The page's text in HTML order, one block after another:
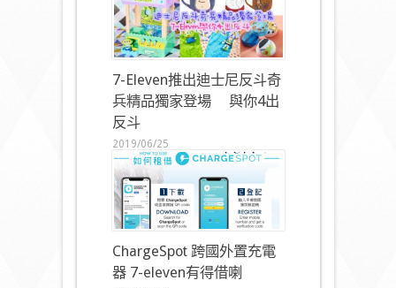
7-Eleven推出迪士尼反斗奇
兵精品獨家登場 與你4出
反斗
2019/06/25
ChargeSpot 跨國外置充電
器 7-eleven有得借喇